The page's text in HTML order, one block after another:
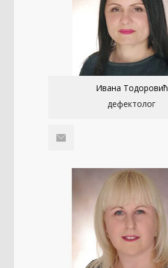
Ивана Тодоровић
дефектолог